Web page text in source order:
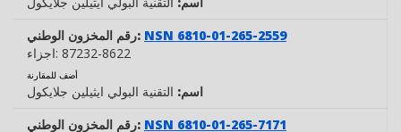
رقم المخزون الوطني: NSN 6810-01-265-2559
اجزاء: 87232-8622
أضف للمقارنة
اسم: التقنية البولي ايثيلين جلايكول
رقم المخزون الوطني: NSN 6810-01-265-7171